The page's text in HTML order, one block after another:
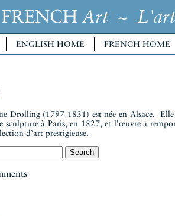
FRENCH Art~ L'art
ENGLISH HOME FRENCH HOME
Drölling (1797-1831) est née en Alsace.
sculpture à Paris, en 1827, et l’œuvre a
d’art prestigieuse.